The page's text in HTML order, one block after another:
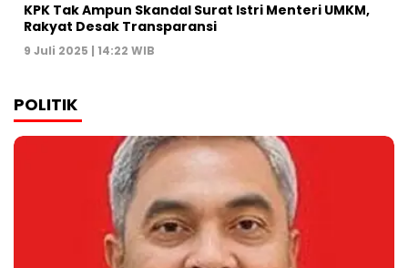
KPK Tak Ampun Skandal Surat Istri Menteri UMKM,
Rakyat Desak Transparansi
9 Juli 2025 | 14:22 WIB
POLITIK